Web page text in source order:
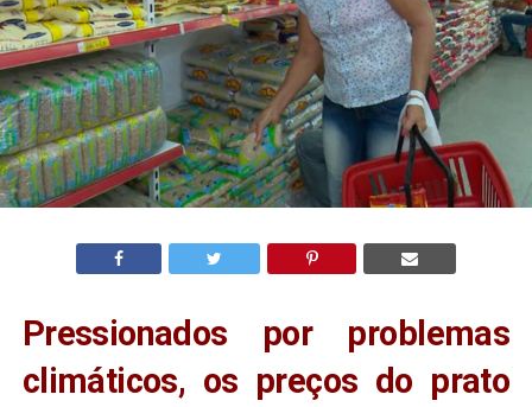
Pressionados por problemas
climáticos, os preços do prato